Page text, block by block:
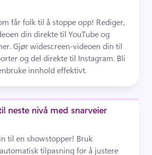
får folk til å stoppe opp! Rediger,
din direkte til YouTube og
Gjør widescreen-videoen din til
og del direkte til Instagram. Bli
innhold effektivt.
neste nivå med snarveier
til en showstopper! Bruk
tilpasning for å justere